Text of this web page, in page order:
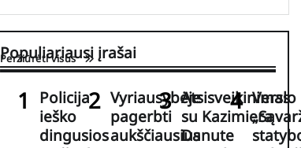
Populiariausi įrašai
Peržiūrėti visus
Policija
ieško
dingusios
Vyriausybėje
pagerbti
aukščiausius
Atsisveikinimas
su Kazimiera
Danute